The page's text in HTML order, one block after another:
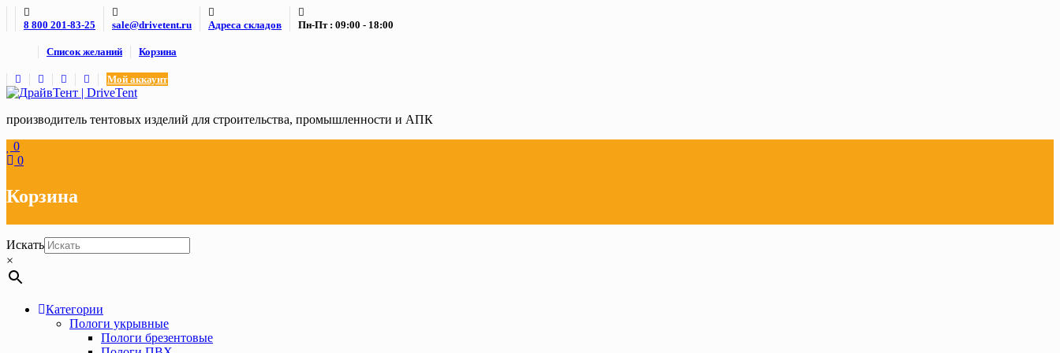
Skip
8 800 201-83-25 sale@drivetent.ru Адреса складов Пн-Пт : 09:00 - 18:00
Список желаний Корзина
Мой аккаунт
производитель тентовых изделий для строительства, промышленности и АПК
0
0
Корзина
Искать
×
Категории
Пологи укрывные
Пологи брезентовые